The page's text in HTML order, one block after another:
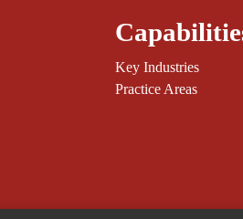
Key Industries
Practice Areas